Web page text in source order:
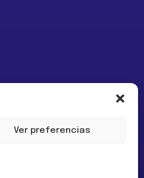
Ver preferencias